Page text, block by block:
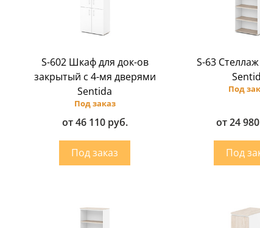
S-602 Шкаф для док-ов
закрытый с 4-мя дверями
Sentida
Под заказ
от 46 110 руб.
S-63
Под
от 24